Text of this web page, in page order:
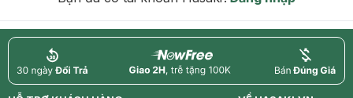
return nowfree price